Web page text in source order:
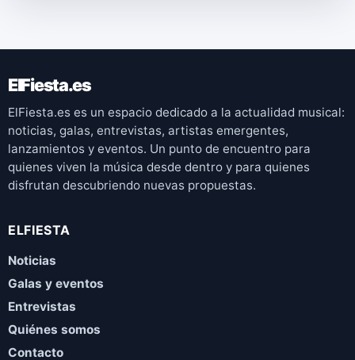
ElFiesta.es
ElFiesta.es es un espacio dedicado a la actualidad musical:
noticias, galas, entrevistas, artistas emergentes,
lanzamientos y eventos. Un punto de encuentro para
quienes viven la música desde dentro y para quienes
disfrutan descubriendo nuevas propuestas.
ELFIESTA
Noticias
Galas y eventos
Entrevistas
Quiénes somos
Contacto